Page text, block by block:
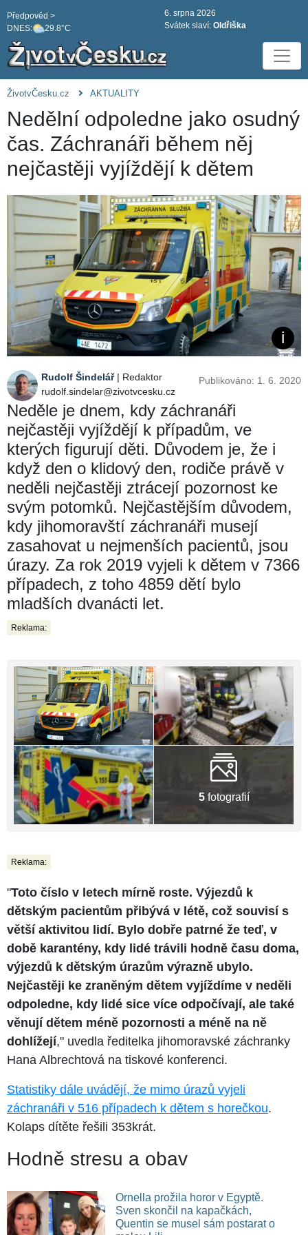
DNES: 29.8°C
Předpověd >
6. srpna 2026
Svátek slaví: Oldřiška
ŽivotvČesku.cz AKTUALITY
Nedělní odpoledne jako osudný
čas. Záchranáři během něj
nejčastěji vyjíždějí k dětem
Rudolf Šindelář| Redaktor
rudolf.sindelar@zivotvcesku.cz
Publikováno: 1. 6. 2020
Neděle je dnem, kdy záchranáři
nejčastěji vyjíždějí k případům, ve
kterých figurují děti. Důvodem je, že i
když den o klidový den, rodiče právě v
neděli nejčastěji ztrácejí pozornost ke
svým potomků. Nejčastějším důvodem,
kdy jihomoravští záchranáři musejí
zasahovat u nejmenších pacientů, jsou
úrazy. Za rok 2019 vyjeli k dětem v 7366
případech, z toho 4859 dětí bylo
mladších dvanácti let.
Reklama:
5fotografií
Reklama:
"Toto číslo v letech mírně roste. Výjezdů k
dětským pacientům přibývá v létě, což souvisí s
větší aktivitou lidí. Bylo dobře patrné že teď, v
době karantény, kdy lidé trávili hodně času doma,
výjezdů k dětským úrazům výrazně ubylo.
Nejčastěji ke zraněným dětem vyjíždíme v neděli
odpoledne, kdy lidé sice více odpočívají, ale také
věnují dětem méně pozornosti a méně na ně
dohlížejí," uvedla ředitelka jihomoravské záchranky
Hana Albrechtová na tiskové konferenci.
Statistiky dále uvádějí, že mimo úrazů vyjeli
záchranáři v 516 případech k dětem s horečkou.
Kolaps dítěte řešili 353krát.
Hodně stresu a obav
Ornella prožila horor v Egyptě.
Sven skončil na kapačkách,
Quentin se musel sám postarat o